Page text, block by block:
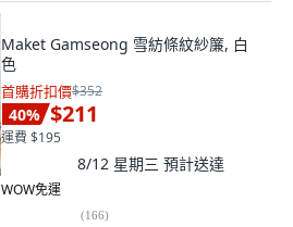
Maket Gamseong 雪紡條紋紗簾, 白
色
首購折扣價$352
40% $211
運費 $195
8/12 星期三 預計送達
WOW免運
(166)